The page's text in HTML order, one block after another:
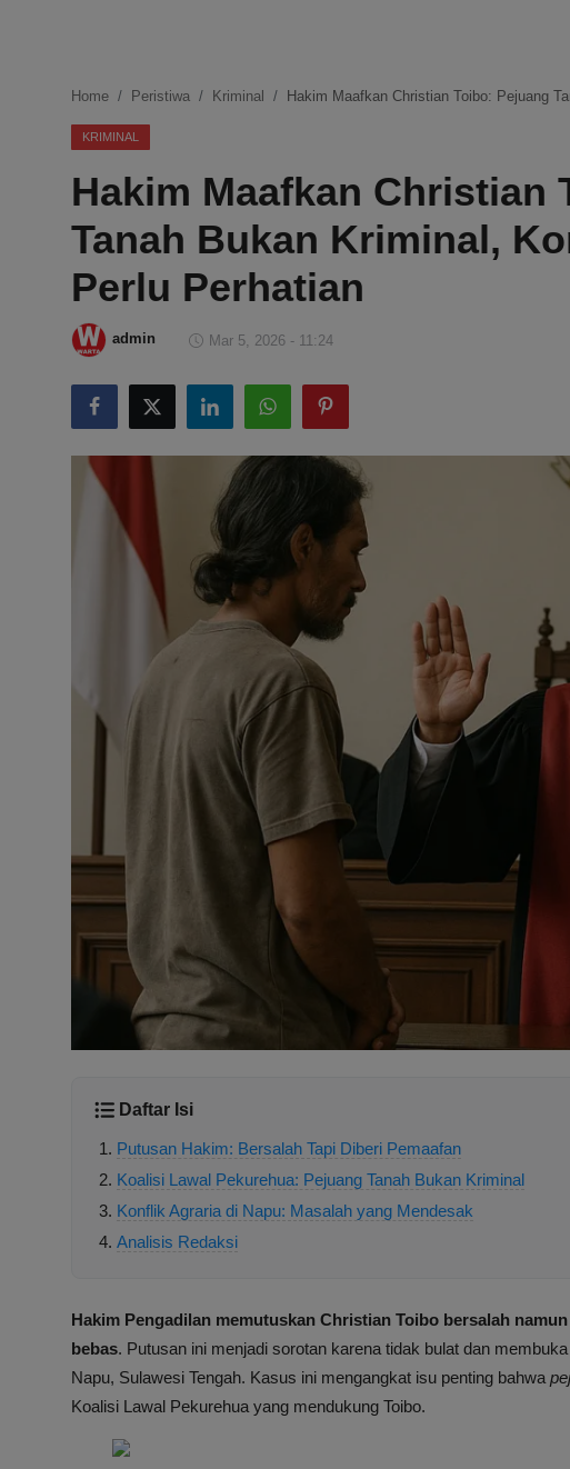
Ekonomi
Internasional
Teknologi
Hiburan
Kesehatan
Home Peristiwa Kriminal Hakim Maafkan Christian Toibo: Pejuang
KRIMINAL
Hakim Maafkan Christian
Tanah Bukan Kriminal,
Perlu Perhatian
admin Mar 5, 2026 - 11:24
Daftar Isi
Putusan Hakim: Bersalah Tapi Diberi Pemaafan
Koalisi Lawal Pekurehua: Pejuang Tanah Bukan Kriminal
Konflik Agraria di Napu: Masalah yang Mendesak
Analisis Redaksi
Hakim Pengadilan memutuskan Christian Toibo bersalah
bebas. Putusan ini menjadi sorotan karena tidak bulat dan
Napu, Sulawesi Tengah. Kasus ini mengangkat isu penting bahwa
Koalisi Lawal Pekurehua yang mendukung Toibo.